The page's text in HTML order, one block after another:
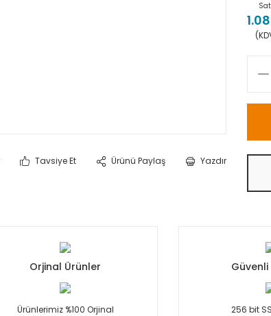
Tavsiye Et Ürünü Paylaş Yazdır
Orjinal Ürünler
Ürünlerimiz %100 Orjinal
Güvenli
256 bit